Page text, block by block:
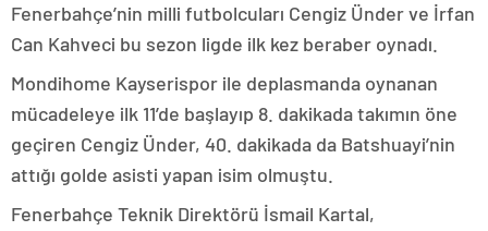
Fenerbahçe’nin milli futbolcuları Cengiz Ünder ve İrfan
Can Kahveci bu sezon ligde ilk kez beraber oynadı.
Mondihome Kayserispor ile deplasmanda oynanan
mücadeleye ilk 11’de başlayıp 8. dakikada takımın öne
geçiren Cengiz Ünder, 40. dakikada da Batshuayi’nin
attığı golde asisti yapan isim olmuştu.
Fenerbahçe Teknik Direktörü İsmail Kartal,